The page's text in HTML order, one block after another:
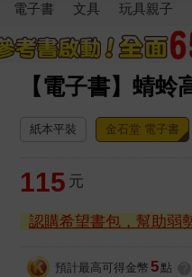
電子書 文具 玩具親子
【電子書】蜻蛉
紙本平裝 金石堂 電子書
115 元
認購希望書包，幫助弱
預計最高可得金幣 5 點